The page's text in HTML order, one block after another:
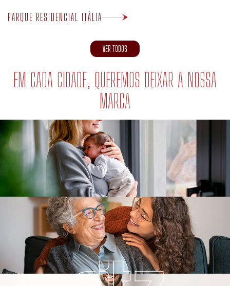
PARQUE RESIDENCIAL ITÁLIA
VER TODOS
EM CADA CIDADE, QUEREMOS DEIXAR A NOSSA
MARCA